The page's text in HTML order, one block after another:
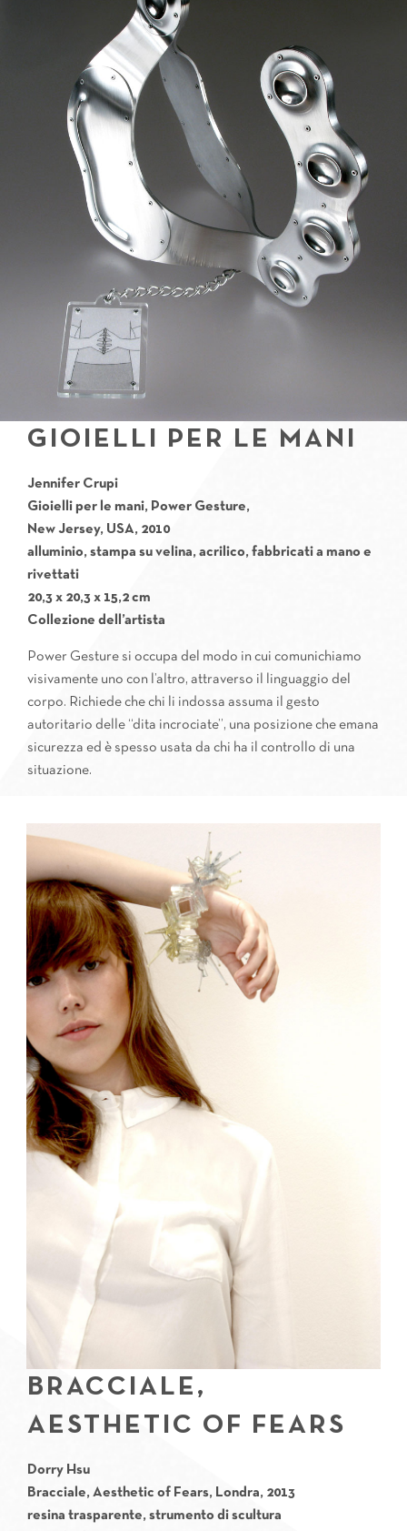
GIOIELLI PER LE MANI
Jennifer Crupi
Gioielli per le mani, Power Gesture,
New Jersey, USA, 2010
alluminio, stampa su velina, acrilico, fabbricati a mano e
rivettati
20,3 x 20,3 x 15,2 cm
Collezione dell’artista
Power Gesture si occupa del modo in cui comunichiamo
visivamente uno con l’altro, attraverso il linguaggio del
corpo. Richiede che chi li indossa assuma il gesto
autoritario delle “dita incrociate”, una posizione che emana
sicurezza ed è spesso usata da chi ha il controllo di una
situazione.
BRACCIALE,
AESTHETIC OF FEARS
Dorry Hsu
Bracciale, Aesthetic of Fears, Londra, 2013
resina trasparente, strumento di scultura